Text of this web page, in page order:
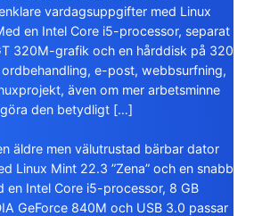
vardagsuppgifter med Linux
en Intel Core i5-processor, separat
320M-grafik och en hårddisk på 320
e-post, webbsurfning,
även om mer arbetsminne
göra den betydligt […]
äldre men välutrustad bärbar dator
Linux Mint 22.3 ”Zena” och en snabb
en Intel Core i5-processor, 8 GB
GeForce 840M och USB 3.0 passar